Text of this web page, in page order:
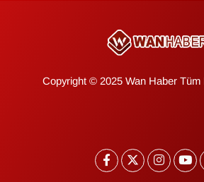
Copyright © 2025 Wan Haber Tüm